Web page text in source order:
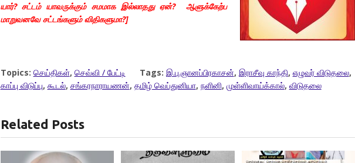
யார்? சட்டம் யாவருக்கும் சமமாக இல்லாதது ஏன்? ஆளுக்கேற்ப
மாறுவனவே சட்டங்களும் விதிகளுமா?]
Topics: செய்திகள், செவ்வி / பேட்டி Tags: இ.பு.ஞானப்பிரகாசன், இராசீவு காந்தி, எழுவர் விடுதலை,
காப்பு விடுப்பு, கூடல், சங்கரநாராயணன், தமிழ் வெப்துனியா, நளினி, முள்ளிவாய்க்கால், விடுதலை
Related Posts